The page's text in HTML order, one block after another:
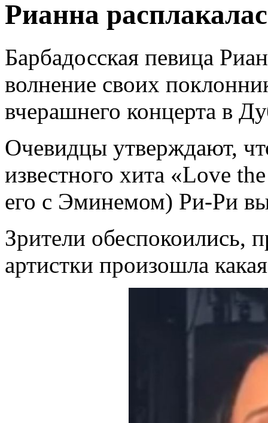
Рианна
Барбадосская певица
волнение своих
вчерашнего концерта в
Очевидцы утверждают,
известного хита «Love
его с Эминемом) Ри-Ри
Зрители обеспокоились,
артистки произошла